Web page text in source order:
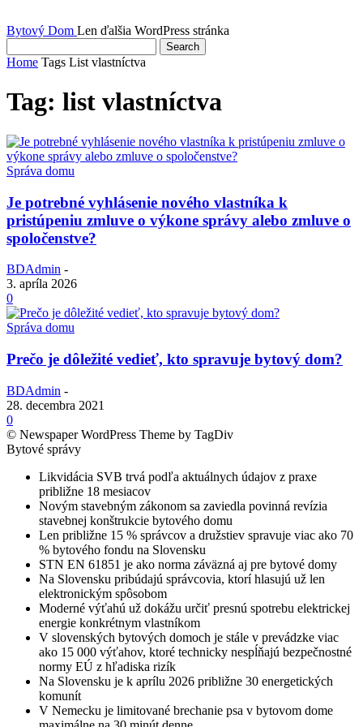
Bytový Dom Len ďalšia WordPress stránka
Home Tags List vlastníctva
Tag: list vlastníctva
Správa domu
Je potrebné vyhlásenie nového vlastníka k
pristúpeniu zmluve o výkone správy alebo zmluve o
spoločenstve?
BDAdmin -
3. apríla 2026
0
Správa domu
Prečo je dôležité vedieť, kto spravuje bytový dom?
BDAdmin -
28. decembra 2021
0
© Newspaper WordPress Theme by TagDiv
Bytové správy
Likvidácia SVB trvá podľa aktuálnych údajov z praxe
približne 18 mesiacov
Novým stavebným zákonom sa zaviedla povinná revízia
stavebnej konštrukcie bytového domu
Len približne 15 % správcov a družstiev spravuje viac ako 70
% bytového fondu na Slovensku
STN EN 61851 je ako norma záväzná aj pre bytové domy
Na Slovensku pribúdajú správcovia, ktorí hlasujú už len
elektronickým spôsobom
Moderné výťahú už dokážu určiť presnú spotrebu elektrickej
energie konkrétnym vlastníkom
V slovenských bytových domoch je stále v prevádzke viac
ako 15 000 výťahov, ktoré technicky nespĺňajú bezpečnostné
normy EÚ z hľadiska rizík
Na Slovensku je k aprílu 2026 približne 30 energetických
komunít
V Nemecku je limitované brechanie psa v bytovom dome